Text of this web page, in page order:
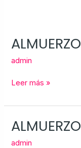
ALMUERZO
admin
ALMUERZO
Leer más »
ALMUERZO
admin
ALMUERZO